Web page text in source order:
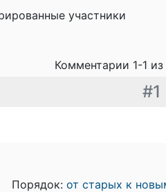
участники
Комментарии 1-1 из
#1
Порядок: от старых к